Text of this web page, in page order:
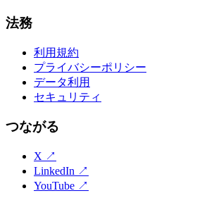
法務
利用規約
プライバシーポリシー
データ利用
セキュリティ
つながる
X ↗
LinkedIn ↗
YouTube ↗